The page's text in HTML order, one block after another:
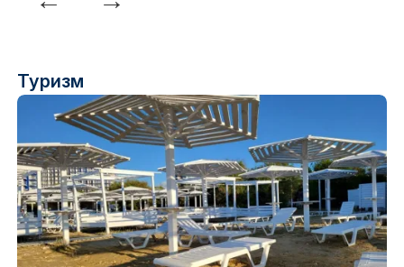
Туризм